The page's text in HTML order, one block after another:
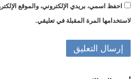
احفظ اسمي، بريدي الإلكتروني، والموقع
لاستخدامها المرة المقبلة في تعليقي.